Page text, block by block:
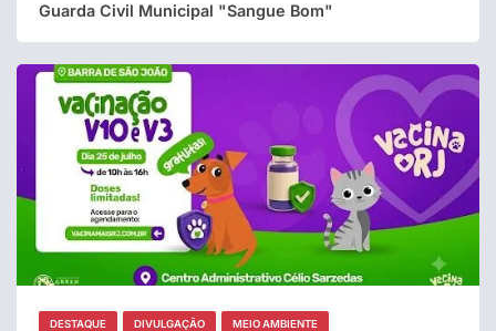
Guarda Civil Municipal "Sangue Bom"
DESTAQUE DIVULGAÇÃO MEIO AMBIENTE